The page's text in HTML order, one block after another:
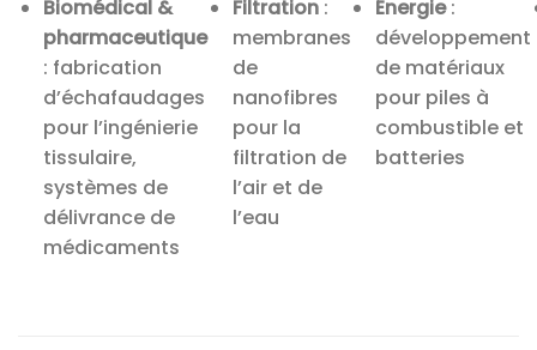
Biomédical &
pharmaceutique
: fabrication
d’échafaudages
pour l’ingénierie
tissulaire,
systèmes de
délivrance de
médicaments
Filtration:
membranes
de
nanofibres
pour la
filtration de
l’air et de
l’eau
Énergie:
développement
de matériaux
pour piles à
combustible et
batteries